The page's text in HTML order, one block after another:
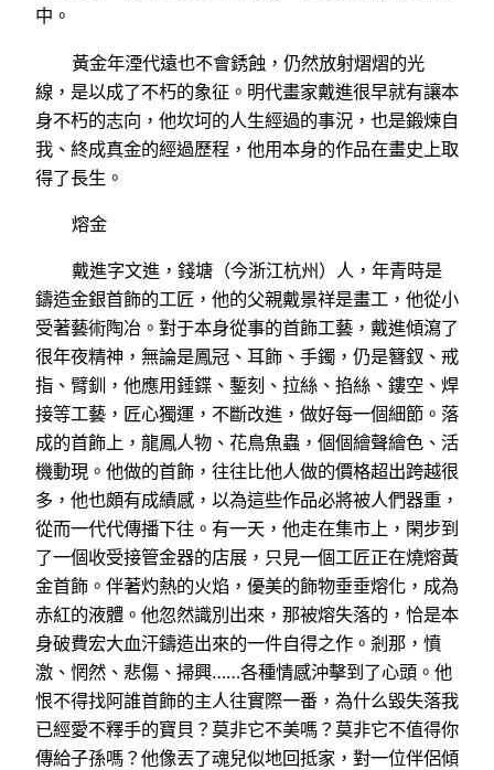
中。
黃金年湮代遠也不會銹蝕，仍然放射熠熠的光
線，是以成了不朽的象征。明代畫家戴進很早就有讓本
身不朽的志向，他坎坷的人生經過的事況，也是鍛煉自
我、終成真金的經過歷程，他用本身的作品在畫史上取
得了長生。
熔金
戴進字文進，錢塘（今浙江杭州）人，年青時是
鑄造金銀首飾的工匠，他的父親戴景祥是畫工，他從小
受著藝術陶冶。對于本身從事的首飾工藝，戴進傾瀉了
很年夜精神，無論是鳳冠、耳飾、手鐲，仍是簪釵、戒
指、臂釧，他應用錘鍱、鏨刻、拉絲、掐絲、鏤空、焊
接等工藝，匠心獨運，不斷改進，做好每一個細節。落
成的首飾上，龍鳳人物、花鳥魚蟲，個個繪聲繪色、活
機動現。他做的首飾，往往比他人做的價格超出跨越很
多，他也頗有成績感，以為這些作品必將被人們器重，
從而一代代傳播下往。有一天，他走在集市上，閑步到
了一個收受接管金器的店展，只見一個工匠正在燒熔黃
金首飾。伴著灼熱的火焰，優美的飾物垂垂熔化，成為
赤紅的液體。他忽然識別出來，那被熔失落的，恰是本
身破費宏大血汗鑄造出來的一件自得之作。剎那，憤
激、惘然、悲傷、掃興……各種情感沖擊到了心頭。他
恨不得找阿誰首飾的主人往實際一番，為什么毀失落我
已經愛不釋手的寶貝？莫非它不美嗎？莫非它不值得你
傳給子孫嗎？他像丟了魂兒似地回抵家，對一位伴侶傾